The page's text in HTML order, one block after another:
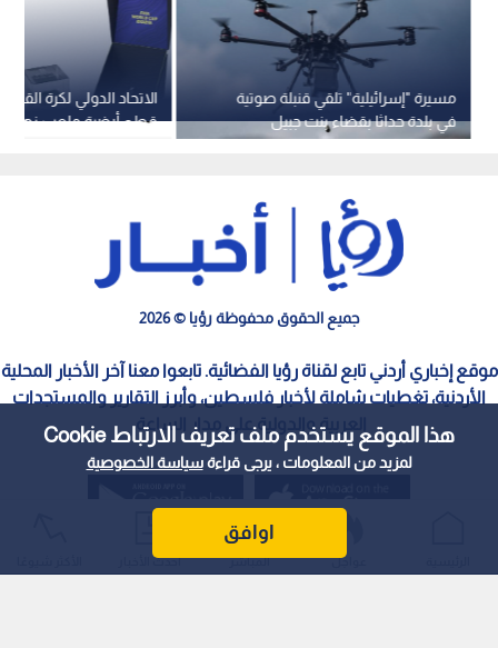
هذا الموقع يستخدم ملف تعريف الارتباط Cookie
لمزيد من المعلومات ، يرجى قراءةسياسة الخصوصية
اوافق
الاتحاد الدولي لكرة
قطع أرضية ملعب نهائي
مسيرة "إسرائيلية" تلقي قنبلة صوتية
في بلدة حداثا بقضاء بنت جبيل
جميع الحقوق محفوظة رؤيا © 2026
موقع إخباري أردني تابع لقناة رؤيا الفضائية. تابعوا معنا آخر الأخبار المحلية
الأردنية، تغطيات شاملة لأخبار فلسطين، وأبرز التقارير والمستجدات
العربية والدولية على مدار الساعة.
عواجل المباشر أحدث الأخبار